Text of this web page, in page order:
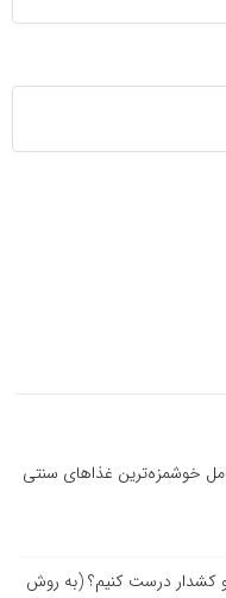
خوشمزه‌ترین غذاهای سنتی
کشدار درست کنیم؟ (به روش